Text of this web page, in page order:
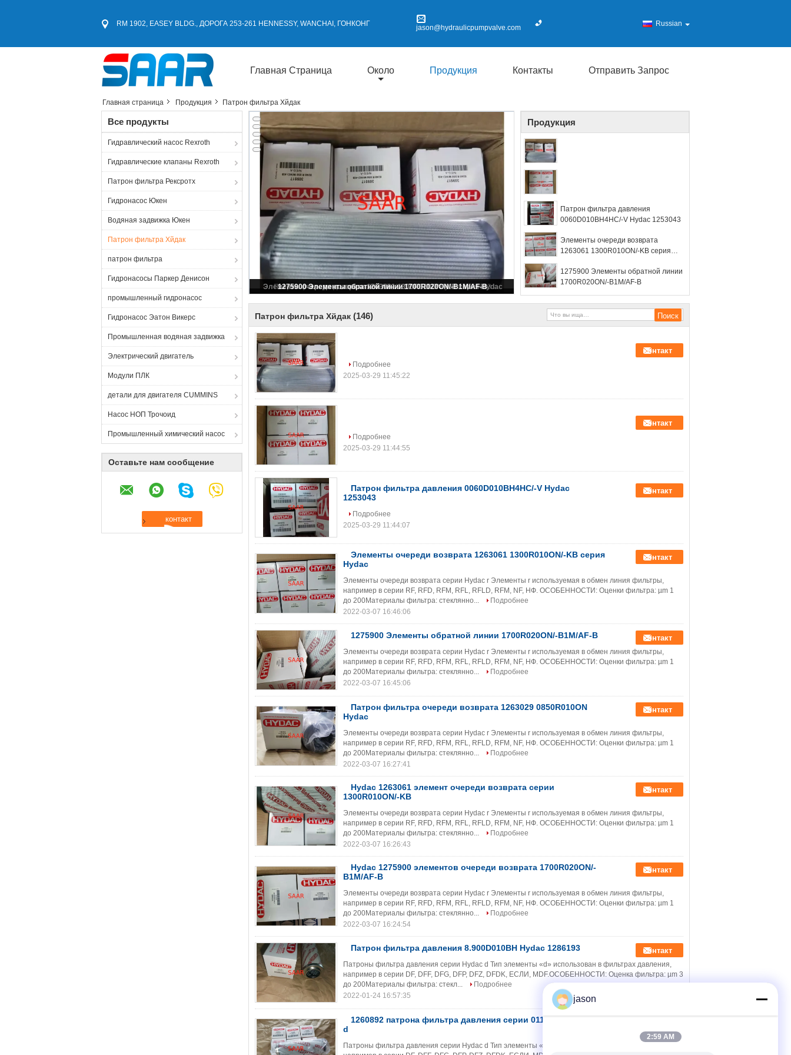
RM 1902, EASEY BLDG., ДОРОГА 253-261 HENNESSY, WANCHAI, ГОНКОНГ jason@hydraulicpumpvalve.com Russian
Главная Страница Около Продукция Контакты Отправить Запрос
Главная страница Продукция Патрон фильтра Хйдак
Все продукты
Гидравлический насос Rexroth
Гидравлические клапаны Rexroth
Патрон фильтра Рексротх
Гидронасос Юкен
Водяная задвижка Юкен
Патрон фильтра Хйдак
патрон фильтра
Гидронасосы Паркер Денисон
промышленный гидронасос
Гидронасос Эатон Викерс
Промышленная водяная задвижка
Электрический двигатель
Модули ПЛК
детали для двигателя CUMMINS
Насос НОП Трочоид
Промышленный химический насос
Оставьте нам сообщение
Продукция
Патрон фильтра давления
0060D010BH4HC/-V Hydac 1253043
Элементы очереди возврата
1263061 1300R010ON/-KB серия
1275900 Элементы обратной линии
1700R020ON/-B1M/AF-B
Патрон фильтра Хйдак (146)
контакт
Подробнее
2025-03-29 11:45:22
контакт
Подробнее
2025-03-29 11:44:55
Патрон фильтра давления 0060D010BH4HC/-V Hydac
1253043
контакт
Подробнее
2025-03-29 11:44:07
Элементы очереди возврата 1263061 1300R010ON/-KB серия
Hydac
контакт
Элементы очереди возврата серии Hydac r Элементы r используемая в обмен линия фильтры,
например в серии RF, RFD, RFM, RFL, RFLD, RFM, NF, НФ. ОСОБЕННОСТИ: Оценки фильтра: µm 1
до 200Материалы фильтра: стеклянно...
Подробнее
2022-03-07 16:46:06
1275900 Элементы обратной линии 1700R020ON/-B1M/AF-B контакт
Элементы очереди возврата серии Hydac r Элементы r используемая в обмен линия фильтры,
например в серии RF, RFD, RFM, RFL, RFLD, RFM, NF, НФ. ОСОБЕННОСТИ: Оценки фильтра: µm 1
до 200Материалы фильтра: стеклянно...
Подробнее
2022-03-07 16:45:06
Патрон фильтра очереди возврата 1263029 0850R010ON
Hydac
контакт
Элементы очереди возврата серии Hydac r Элементы r используемая в обмен линия фильтры,
например в серии RF, RFD, RFM, RFL, RFLD, RFM, NF, НФ. ОСОБЕННОСТИ: Оценки фильтра: µm 1
до 200Материалы фильтра: стеклянно...
Подробнее
2022-03-07 16:27:41
Hydac 1263061 элемент очереди возврата серии
1300R010ON/-KB
контакт
Элементы очереди возврата серии Hydac r Элементы r используемая в обмен линия фильтры,
например в серии RF, RFD, RFM, RFL, RFLD, RFM, NF, НФ. ОСОБЕННОСТИ: Оценки фильтра: µm 1
до 200Материалы фильтра: стеклянно...
Подробнее
2022-03-07 16:26:43
Hydac 1275900 элементов очереди возврата 1700R020ON/-
B1M/AF-B
контакт
Элементы очереди возврата серии Hydac r Элементы r используемая в обмен линия фильтры,
например в серии RF, RFD, RFM, RFL, RFLD, RFM, NF, НФ. ОСОБЕННОСТИ: Оценки фильтра: µm 1
до 200Материалы фильтра: стеклянно...
Подробнее
2022-03-07 16:24:54
Патрон фильтра давления 8.900D010BH Hydac 1286193 контакт
Патроны фильтра давления серии Hydac d Тип элементы «d» использован в фильтрах давления,
например в серии DF, DFF, DFG, DFP, DFZ, DFDK, ЕСЛИ, MDF.ОСОБЕННОСТИ: Оценка фильтра: µm 3
до 200Материалы фильтра: стекл...
Подробнее
2022-01-24 16:57:35
1260892 патрона фильтра давления серии 0110D005ON Hydac
d
Патроны фильтра давления серии Hydac d Тип элементы «d» использован в фильтрах давления,
jason
2:59 AM